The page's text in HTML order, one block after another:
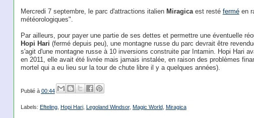
Mercredi 7 septembre, le parc d'attractions italien Miragicaest resté ferméen
météorologiques".
Par ailleurs, pour payer une partie de ses dettes et permettre une éventuelle
Hopi Hari (fermé depuis peu), une montagne russe du parc devrait être
s'agit d'une montagne russe à 10 inversions construite par Intamin. Hopi Hari
en 2011, elle avait été livrée mais jamais instalée, en raison des problèmes
mortel qui a eu lieu sur la tour de chute libre il y a quelques années).
Publié à 00:44
Labels: Efteling, Hopi Hari, Legoland Windsor, Magic World, Miragica